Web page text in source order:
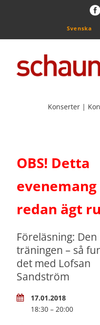
Svenska
Konserter |
OBS! Detta
redan ägt
Föreläsning: Den
träningen – så
det med Lofsan
Sandström
17.01.2018
18:30 – 20:00